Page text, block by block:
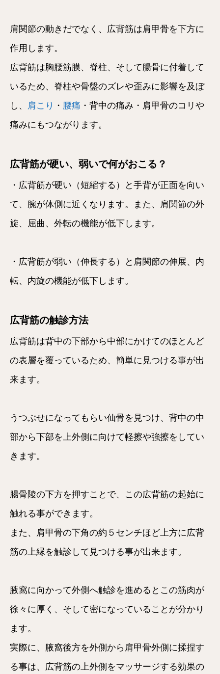
肩関節の動きだでなく、広背筋は肩甲骨を下方に
作用します。
広背筋は胸腰筋膜、脊柱、そして腸骨に付着して
いるため、脊柱や骨盤のズレや歪みに影響を及ぼ
し、 肩こり ・ 腰痛 ・背中の痛み・肩甲骨のコリや
痛みにもつながります。
広背筋が硬い、弱いで何がおこる？
・広背筋が硬い（短縮する）と手背が正面を向い
て、腕が体側に近くなります。また、肩関節の外
旋、屈曲、外転の機能が低下します。
・広背筋が弱い（伸長する）と肩関節の伸展、内
転、内旋の機能が低下します。
広背筋の触診方法
広背筋は背中の下部から中部にかけてのほとんど
の表層を覆っているため、簡単に見つける事が出
来ます。
うつぶせになってもらい仙骨を見つけ、背中の中
部から下部を上外側に向けて軽擦や強擦をしてい
きます。
腸骨陵の下方を押すことで、この広背筋の起始に
触れる事ができます。
また、肩甲骨の下角の約５センチほど上方に広背
筋の上縁を触診して見つける事が出来ます。
腋窩に向かって外側へ触診を進めるとこの筋肉が
徐々に厚く、そして密になっていることが分かり
ます。
実際に、腋窩後方を外側から肩甲骨外側に揉捏す
る事は、広背筋の上外側をマッサージする効果の